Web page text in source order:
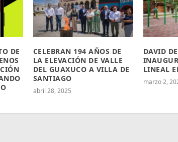
DE
CELEBRAN 194 AÑOS DE
LA ELEVACIÓN DE VALLE
DEL GUAXUCO A VILLA DE
SANTIAGO
abril 28, 2025
DAVID
LINEAL
marzo 2,